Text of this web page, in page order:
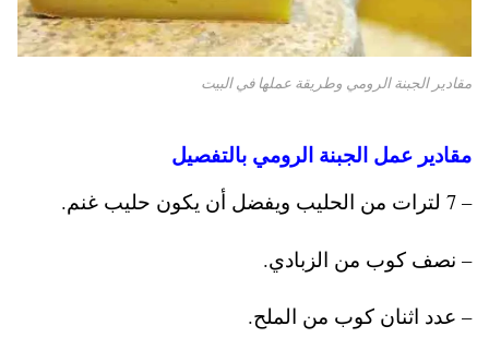
مقادير الجبنة الرومي وطريقة عملها في البيت
مقادير عمل الجبنة الرومي بالتفصيل
– 7 لترات من الحليب ويفضل أن يكون حليب غنم.
– نصف كوب من الزبادي.
– عدد اثنان كوب من الملح.